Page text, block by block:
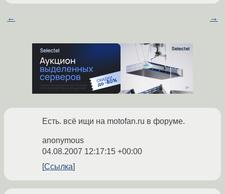
← →
Есть. всё ищи на motofan.ru в форуме.
anonymous
04.08.2007 12:17:15 +00:00
Ссылка